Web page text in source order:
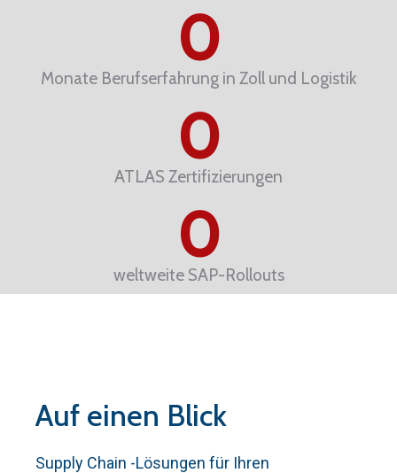
0
Monate Berufserfahrung in Zoll und Logistik
0
ATLAS Zertifizierungen
0
weltweite SAP-Rollouts
Auf einen Blick
Supply Chain -Lösungen für Ihren